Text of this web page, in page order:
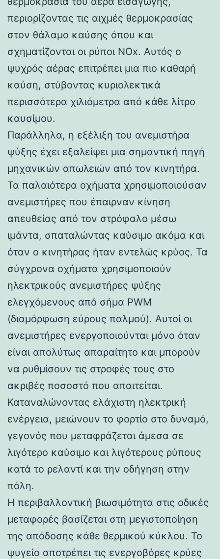
περιορίζοντας τις αιχμές θερμοκρασίας
στον θάλαμο καύσης όπου και
σχηματίζονται οι ρύποι NOx. Αυτός ο
ψυχρός αέρας επιτρέπει μια πιο καθαρή
καύση, στύβοντας κυριολεκτικά
περισσότερα χιλιόμετρα από κάθε λίτρο
καυσίμου.
Παράλληλα, η εξέλιξη του ανεμιστήρα
ψύξης έχει εξαλείψει μια σημαντική πηγή
μηχανικών απωλειών από τον κινητήρα.
Τα παλαιότερα οχήματα χρησιμοποιούσαν
ανεμιστήρες που έπαιρναν κίνηση
απευθείας από τον στρόφαλο μέσω
ιμάντα, σπαταλώντας καύσιμο ακόμα και
όταν ο κινητήρας ήταν εντελώς κρύος. Τα
σύγχρονα οχήματα χρησιμοποιούν
ηλεκτρικούς ανεμιστήρες ψύξης
ελεγχόμενους από σήμα PWM
(διαμόρφωση εύρους παλμού). Αυτοί οι
ανεμιστήρες ενεργοποιούνται μόνο όταν
είναι απολύτως απαραίτητο και μπορούν
να ρυθμίσουν τις στροφές τους στο
ακριβές ποσοστό που απαιτείται.
Καταναλώνοντας ελάχιστη ηλεκτρική
ενέργεια, μειώνουν το φορτίο στο δυναμό,
γεγονός που μεταφράζεται άμεσα σε
λιγότερο καύσιμο και λιγότερους ρύπους
κατά το ρελαντί και την οδήγηση στην
πόλη.
Η περιβαλλοντική βιωσιμότητα στις οδικές
μεταφορές βασίζεται στη μεγιστοποίηση
της απόδοσης κάθε θερμικού κύκλου. Το
ψυγείο αποτρέπει τις ενεργοβόρες κρύες